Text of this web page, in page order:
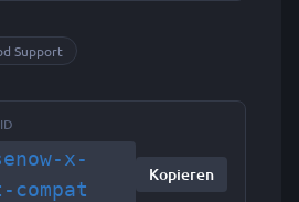
Support
x-
Kopieren